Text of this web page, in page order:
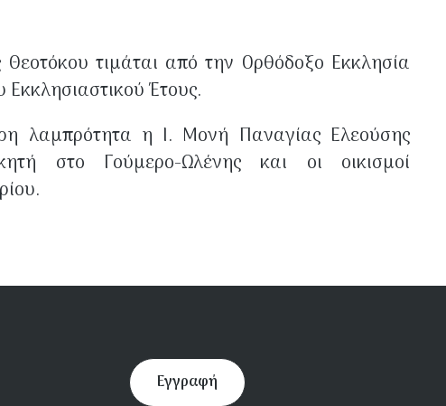
τιμάται από την Ορθόδοξο Εκκλησία
Έτους.
λαμπρότητα η Ι. Μονή Πανα­γίας Ελεούσης
στο Γούμερο-Ωλένης και οι οικισμοί
Εγγραφή